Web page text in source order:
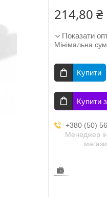
214,80 ₴
Показати
Мінімальна
Купити
Купити з
+380 (50)
Менеджер